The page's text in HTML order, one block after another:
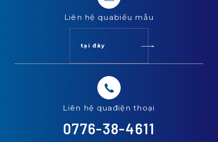
Liên hệ quabiểu mẫu
tại đây
Liên hệ quađiện thoại
0776-38-4611